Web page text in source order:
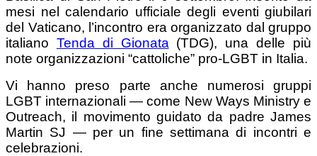
mesi nel calendario ufficiale degli eventi giubilari
del Vaticano, l’incontro era organizzato dal gruppo
italiano Tenda di Gionata (TDG), una delle più
note organizzazioni “cattoliche” pro-LGBT in Italia.
Vi hanno preso parte anche numerosi gruppi
LGBT internazionali — come New Ways Ministry e
Outreach, il movimento guidato da padre James
Martin SJ — per un fine settimana di incontri e
celebrazioni.